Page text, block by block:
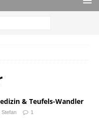
& Teufels-Wandler
Stefan 1